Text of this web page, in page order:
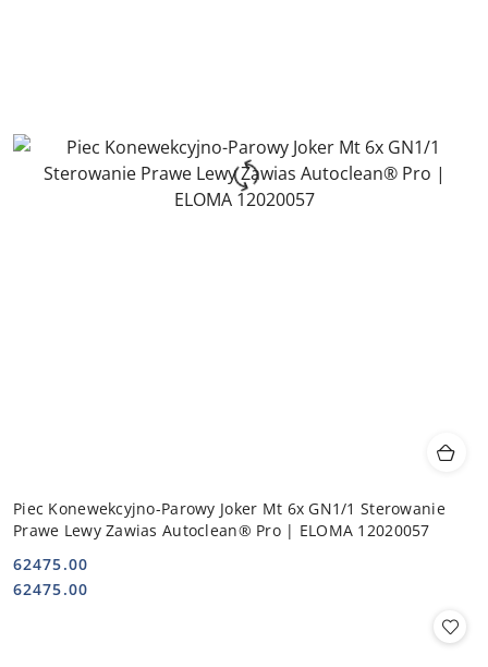
Piec Konewekcyjno-Parowy Joker Mt 6x GN1/1 Sterowanie
Prawe Lewy Zawias Autoclean® Pro | ELOMA 12020057
Cena:
62475.00
Cena:
62475.00